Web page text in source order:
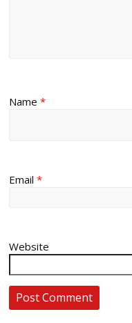
Name*
Email*
Website